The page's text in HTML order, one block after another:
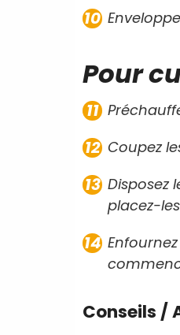
Pour
Coupez
Disposez
placez-
Conseils /